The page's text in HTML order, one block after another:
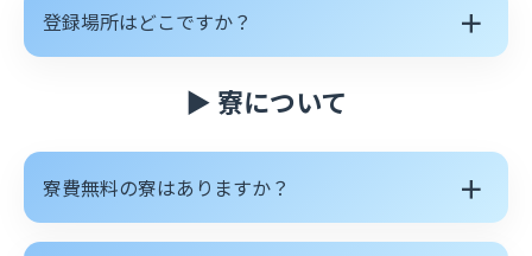
登録場所はどこですか？ ＋
▶ 寮について
寮費無料の寮はありますか？ ＋